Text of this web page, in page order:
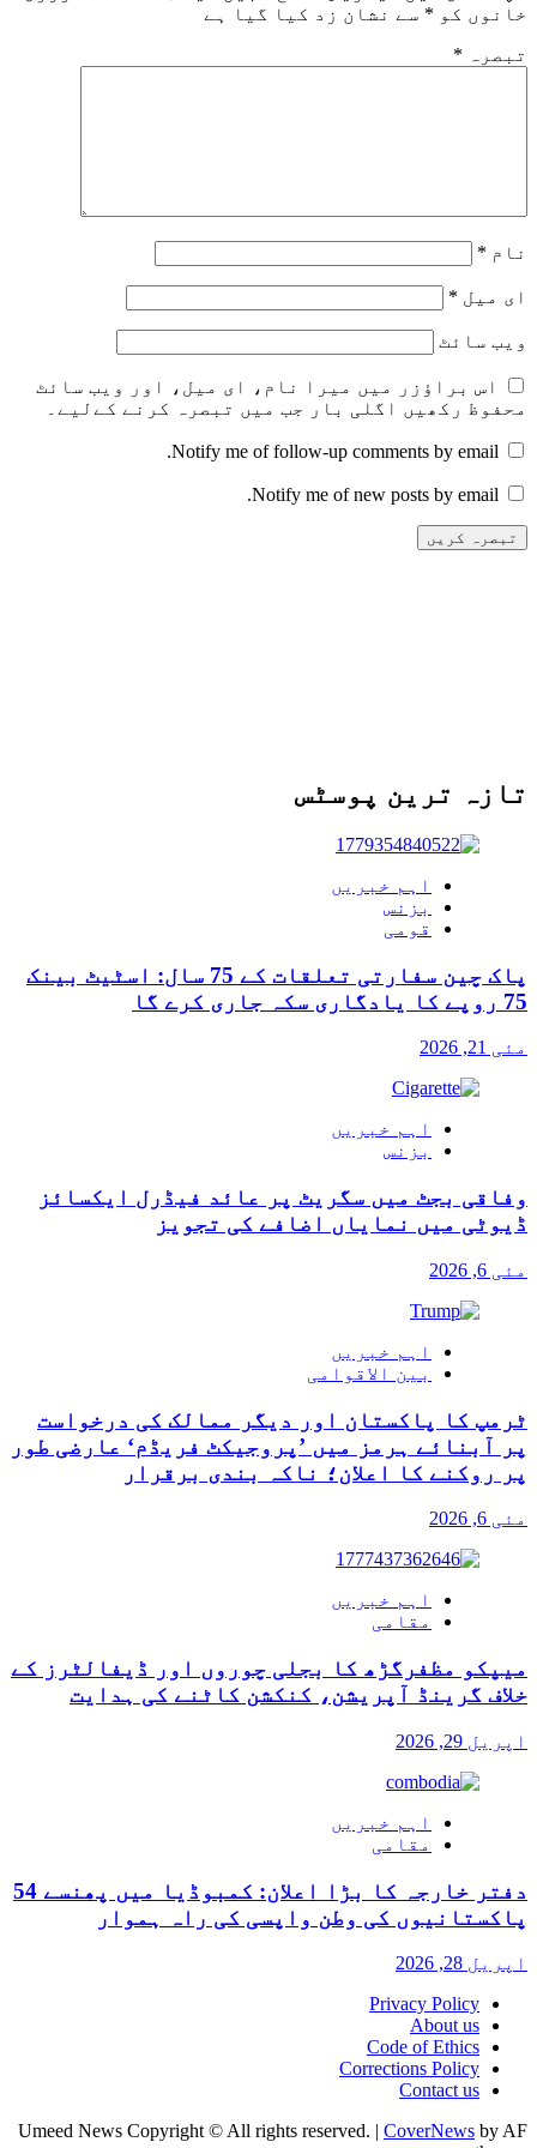
خانوں کو * سے نشان زد کیا گیا ہے
تبصرہ *
نام *
ای میل *
ویب‌ سائٹ
اس براؤزر میں میرا نام، ای میل، اور ویب سائٹ
محفوظ رکھیں اگلی بار جب میں تبصرہ کرنے کےلیے۔
Notify me of follow-up comments by email.
Notify me of new posts by email.
تازہ ترین پوسٹس
اہم خبریں
بزنس
قومی
پاک چین سفارتی تعلقات کے 75 سال: اسٹیٹ بینک
75 روپے کا یادگاری سکہ جاری کرے گا
مئی 21, 2026
اہم خبریں
بزنس
وفاقی بجٹ میں سگریٹ پر عائد فیڈرل ایکسائز
ڈیوٹی میں نمایاں اضافے کی تجویز
مئی 6, 2026
اہم خبریں
بین الاقوامی
ٹرمپ کا پاکستان اور دیگر ممالک کی درخواست
پر آبنائے ہرمز میں ’پروجیکٹ فریڈم‘ عارضی طور
پر روکنے کا اعلان؛ ناکہ بندی برقرار
مئی 6, 2026
اہم خبریں
مقامی
میپکو مظفرگڑھ کا بجلی چوروں اور ڈیفالٹرز کے
خلاف گرینڈ آپریشن، کنکشن کاٹنے کی ہدایت
اپریل 29, 2026
اہم خبریں
مقامی
دفتر خارجہ کا بڑا اعلان: کمبوڈیا میں پھنسے 54
پاکستانیوں کی وطن واپسی کی راہ ہموار
اپریل 28, 2026
Privacy Policy
About us
Code of Ethics
Corrections Policy
Contact us
Umeed News Copyright © All rights reserved. | CoverNews by AF